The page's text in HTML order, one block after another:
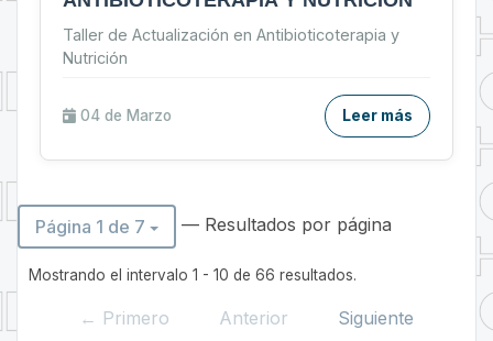
Taller de Actualización en Antibioticoterapia y
Nutrición
04 de Marzo Leer más
Página 1 de 7 — Resultados por página
Mostrando el intervalo 1 - 10 de 66 resultados.
← Primero Anterior
Siguiente